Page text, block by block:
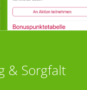
& Sorgfalt